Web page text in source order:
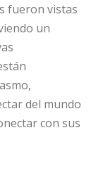
fueron vistas
un
del mundo
con sus